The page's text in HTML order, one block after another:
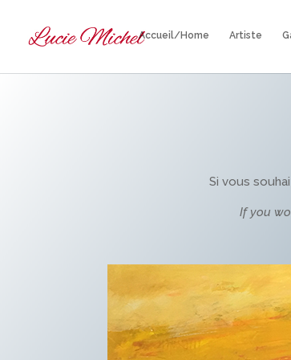
Accueil/Home Artiste
Si vous
If you